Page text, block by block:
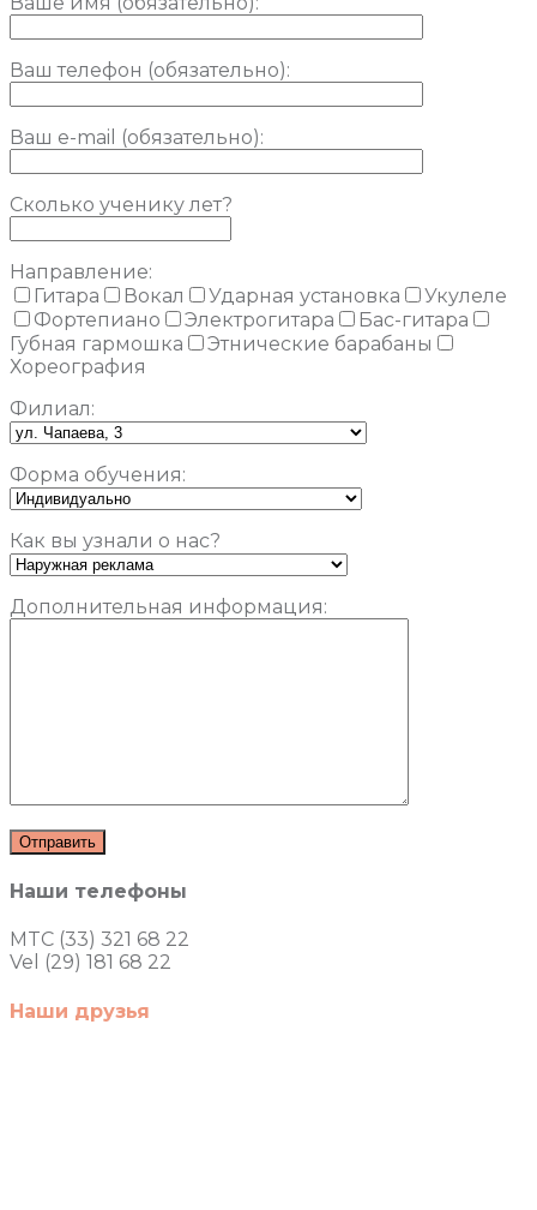
Ваш телефон (обязательно):
Ваш e-mail (обязательно):
Сколько ученику лет?
Направление:
Гитара
Вокал Ударная установка
Укулеле
Фортепиано
Электрогитара
Бас-гитара
Губная гармошка
Этнические барабаны
Хореография
Филиал:
Форма обучения:
Как вы узнали о нас?
Дополнительная информация:
Наши телефоны
MTC (33) 321 68 22
Vel (29) 181 68 22
Наши друзья